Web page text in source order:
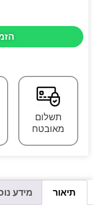
תשלום
מאובטח
תיאור מידע